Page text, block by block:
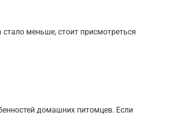
меньше, стоит присмотреться
домашних питомцев. Если